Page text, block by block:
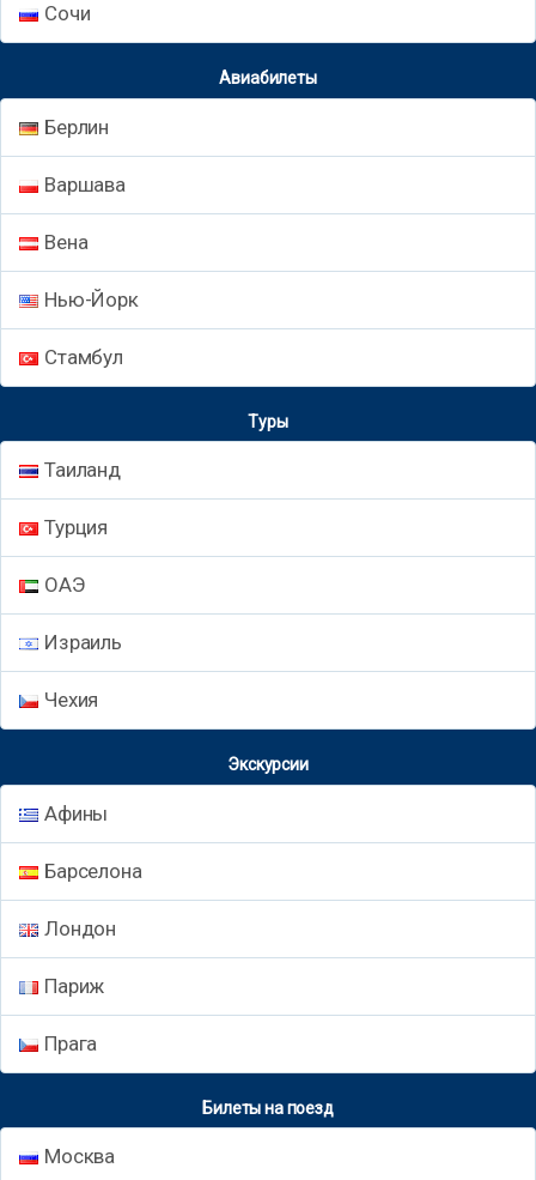
Сочи
Авиабилеты
Берлин
Варшава
Вена
Нью-Йорк
Стамбул
Туры
Таиланд
Турция
ОАЭ
Израиль
Чехия
Экскурсии
Афины
Барселона
Лондон
Париж
Прага
Билеты на поезд
Москва